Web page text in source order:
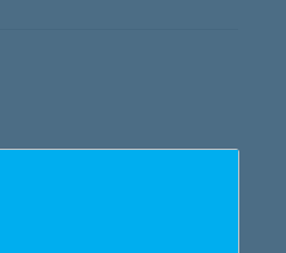
nőket segítő